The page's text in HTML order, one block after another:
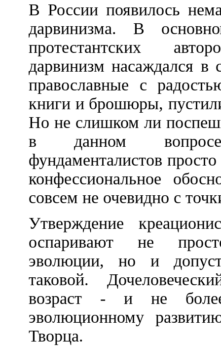
В России появилось
дарвинизма. В
протестантских
дарвинизм насаждался в
православные с
книги и брошюры,
Но не слишком ли
в данном вопросе
фундаменталистов
конфессиональное
совсем не очевидно с
Утверждение
оспаривают не
эволюции, но и
таковой.
возраст - и не
эволюционному
Творца.